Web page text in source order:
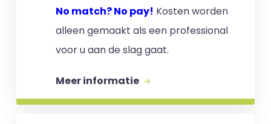
No match? No pay! Kosten worden
alleen gemaakt als een professional
voor u aan de slag gaat.
Meer informatie